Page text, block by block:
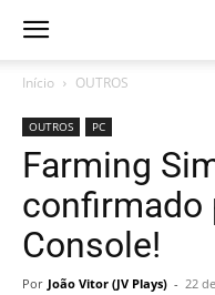
Início OUTROS
OUTROS PC
Farming
confirmado
Console!
Por João Vitor (JV Plays) - 22